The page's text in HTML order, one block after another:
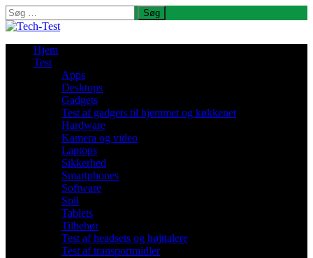
Søg
efter:
Hjem
Test
Apps
Desktops
Gadgets
Test af gadgets til hjemmet og køkkenet
Hardware
Kamera og video
Laptops
Sikkerhed
Smartphones
Software
Spil
Tablets
Tilbehør
Test af headsets og højttalere
Test af transportmidler